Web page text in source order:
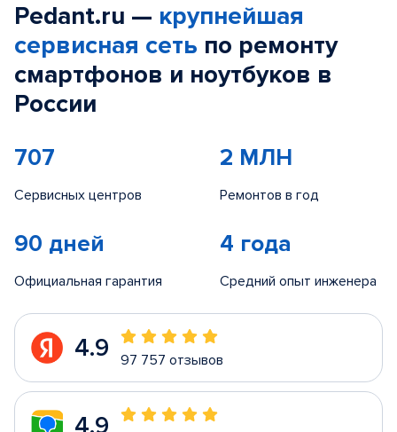
Pedant.ru — крупнейшая
сервисная сеть по ремонту
смартфонов и ноутбуков в
России
707
Сервисных центров
2 МЛН
Ремонтов в год
90 дней
Официальная гарантия
4 года
Средний опыт инженера
4.9 97 757 отзывов
4.9